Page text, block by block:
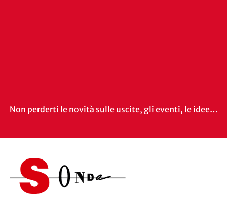
Non perderti le novità sulle uscite, gli eventi, le idee…